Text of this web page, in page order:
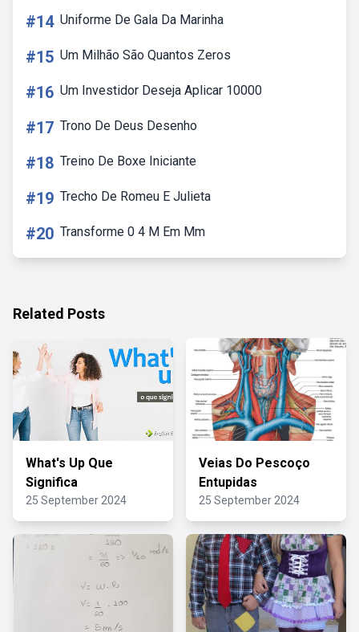
#14 Uniforme De Gala Da Marinha
#15 Um Milhão São Quantos Zeros
#16 Um Investidor Deseja Aplicar 10000
#17 Trono De Deus Desenho
#18 Treino De Boxe Iniciante
#19 Trecho De Romeu E Julieta
#20 Transforme 0 4 M Em Mm
Related Posts
What's Up Que
Significa
25 September 2024
Veias Do Pescoço
Entupidas
25 September 2024